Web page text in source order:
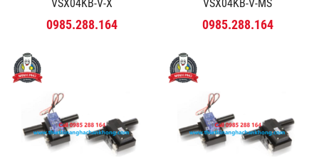
VSX04KB-V-X
0985.288.164
VSX04KB-V-MS
0985.288.164